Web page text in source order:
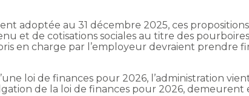
adoptée au 31 décembre 2025, ces
et de cotisations sociales au titre des
en charge par l’employeur devraient prendre
loi de finances pour 2026, l’administration
de la loi de finances pour 2026, demeurent